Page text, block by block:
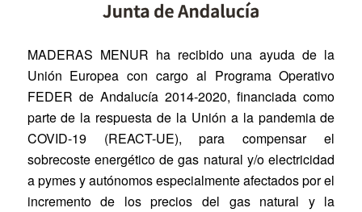
MADERAS MENUR ha recibido una ayuda de la
Unión Europea con cargo al Programa Operativo
FEDER de Andalucía 2014-2020, financiada como
parte de la respuesta de la Unión a la pandemia de
COVID-19 (REACT-UE), para compensar el
sobrecoste energético de gas natural y/o electricidad
a pymes y autónomos especialmente afectados por el
incremento de los precios del gas natural y la